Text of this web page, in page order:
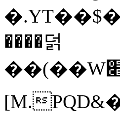
����덝
��(��W׋����>��O>�d�%Y�@�@ڻ<�z{rc&׻��z�����AeK�^�����������˩t��=x~
[M.